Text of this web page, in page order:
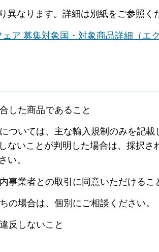
なります。詳細は別紙をご参照く
ェア 募集対象国・対象商品詳細（エ
した商品であること
いては、主な輸入規制のみを記載
ないことが判明した場合は、採択
い。
事業者との取引に同意いただけるこ
場合は、個別にご相談ください。
反しないこと